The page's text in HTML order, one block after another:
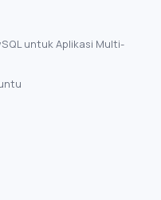
untuk Aplikasi Multi-